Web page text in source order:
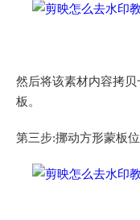
然后将该素材内容拷
板。
第三步:挪动方形蒙板